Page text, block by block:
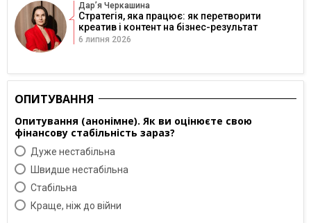
Дарʼя Черкашина
Стратегія, яка працює: як перетворити
креатив і контент на бізнес-результат
6 липня 2026
ОПИТУВАННЯ
Опитування (анонімне). Як ви оцінюєте свою
фінансову стабільність зараз?
Дуже нестабільна
Швидше нестабільна
Cтабільна
Краще, ніж до війни